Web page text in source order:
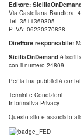
Editore:
Via Castellana Bandiera,
Tel: 3511369305
P.IVA: 06220270828
Direttore responsabile:
SiciliaOnDemand è
con il numero 24809
Per la tua pubblicità
Termini e Condizioni
Informativa Privacy
Questo sito è associato